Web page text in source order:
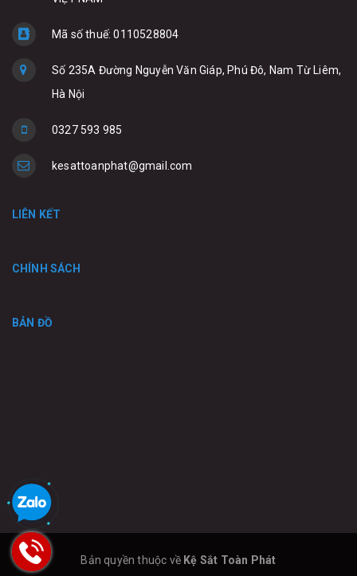
Mã số thuế: 0110528804
Số 235A Đường Nguyễn Văn Giáp, Phú Đô, Nam Từ Liêm,
Hà Nội
0327 593 985
kesattoanphat@gmail.com
LIÊN KẾT
CHÍNH SÁCH
BẢN ĐỒ
Bản quyền thuộc về Kệ Sắt Toàn Phát